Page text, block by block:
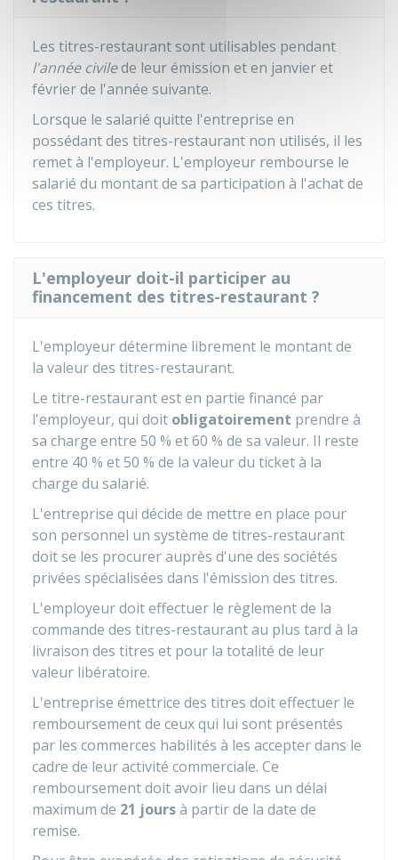
Les titres-restaurant sont utilisables pendant
l'année civilede leur émission et en janvier et
février de l'année suivante.
Lorsque le salarié quitte l'entreprise en
possédant des titres-restaurant non utilisés, il les
remet à l'employeur. L'employeur rembourse le
salarié du montant de sa participation à l'achat de
ces titres.
L'employeur doit-il participer au
financement des titres-restaurant ?
L'employeur détermine librement le montant de
la valeur des titres-restaurant.
Le titre-restaurant est en partie financé par
l'employeur, qui doit obligatoirement prendre à
sa charge entre 50 % et60 % de sa valeur. Il reste
entre 40 % et50 % de la valeur du ticket à la
charge du salarié.
L'entreprise qui décide de mettre en place pour
son personnel un système de titres-restaurant
doit se les procurer auprès d'une des sociétés
privées spécialisées dans l'émission des titres.
L'employeur doit effectuer le règlement de la
commande des titres-restaurant au plus tard à la
livraison des titres et pour la totalité de leur
valeur libératoire.
L'entreprise émettrice des titres doit effectuer le
remboursement de ceux qui lui sont présentés
par les commerces habilités à les accepter dans le
cadre de leur activité commerciale. Ce
remboursement doit avoir lieu dans un délai
maximum de 21 joursà partir de la date de
remise.